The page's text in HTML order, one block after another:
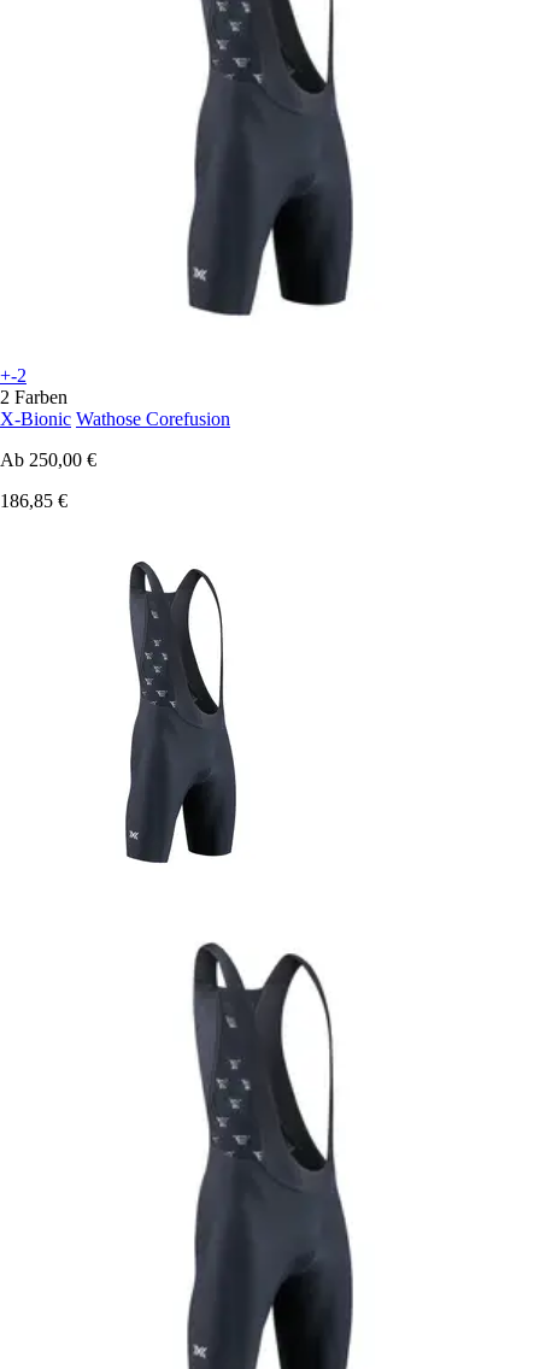
+-2
2 Farben
X-Bionic Wathose Corefusion
Ab 250,00 €
186,85 €